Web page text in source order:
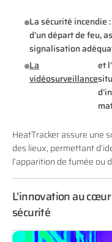
La sécurité incendie
d’un départ de feu,
signalisation
La
vidéosurveillance
et
HeatTracker assure une
des lieux, permettant
l’apparition de fumée ou
L’innovation au
sécurité